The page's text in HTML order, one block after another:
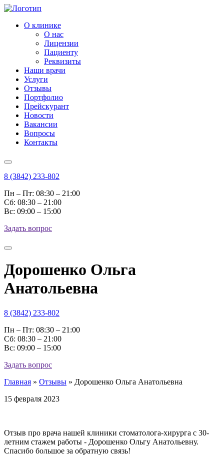
О клинике
О нас
Лицензии
Пациенту
Реквизиты
Наши врачи
Услуги
Отзывы
Портфолио
Прейскурант
Новости
Вакансии
Вопросы
Контакты
8 (3842) 233-802
Пн – Пт: 08:30 – 21:00
Cб: 08:30 – 21:00
Вс: 09:00 – 15:00
Задать вопрос
Дорошенко Ольга
Анатольевна
8 (3842) 233-802
Пн – Пт: 08:30 – 21:00
Cб: 08:30 – 21:00
Вс: 09:00 – 15:00
Задать вопрос
Главная » Отзывы » Дорошенко Ольга Анатольевна
15 февраля 2023
Отзыв про врача нашей клиники стоматолога-хирурга с 30-
летним стажем работы - Дорошенко Ольгу Анатольевну.
Спасибо большое за обратную связь!